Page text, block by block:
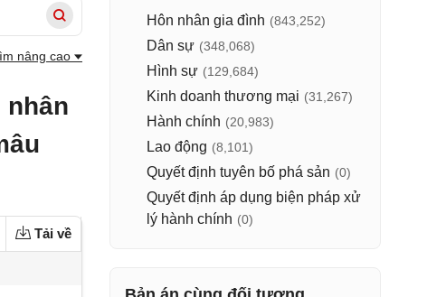
nâng cao
nhân
Tải về
Hôn nhân gia đình (843,252)
Dân sự (348,068)
Hình sự (129,684)
Kinh doanh thương mại (31,267)
Hành chính (20,983)
Lao động (8,101)
Quyết định tuyên bố phá sản (0)
Quyết định áp dụng biện pháp xử
lý hành chính (0)